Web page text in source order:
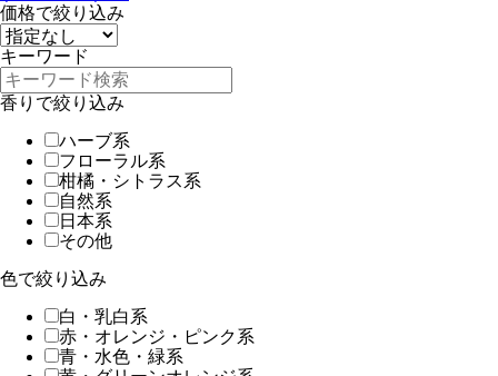
価格で絞り込み
キーワード
香りで絞り込み
ハーブ系
フローラル系
柑橘・シトラス系
自然系
日本系
その他
色で絞り込み
白・乳白系
赤・オレンジ・ピンク系
青・水色・緑系